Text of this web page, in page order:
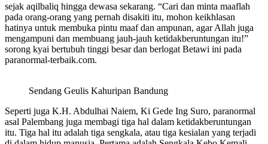
sejak aqilbaliq hingga dewasa sekarang. “Cari dan minta maaflah
pada orang-orang yang pernah disakiti itu, mohon keikhlasan
hatinya untuk membuka pintu maaf dan ampunan, agar Allah juga
mengampuni dan membuang jauh-jauh ketidakberuntungan itu!”
sorong kyai bertubuh tinggi besar dan berlogat Betawi ini pada
paranormal-terbaik.com.
Sendang Geulis Kahuripan Bandung
Seperti juga K.H. Abdulhai Naiem, Ki Gede Ing Suro, paranormal
asal Palembang juga membagi tiga hal dalam ketidakberuntungan
itu. Tiga hal itu adalah tiga sengkala, atau tiga kesialan yang terjadi